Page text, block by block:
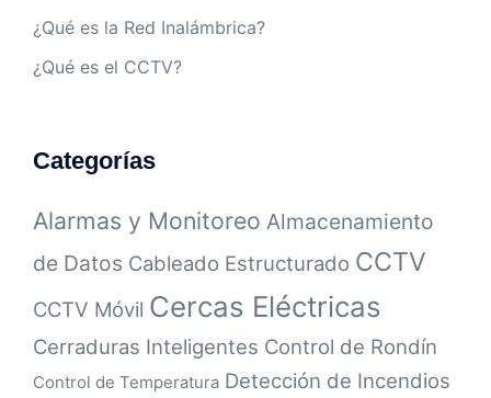
¿Qué es la Red Inalámbrica?
¿Qué es el CCTV?
Categorías
Alarmas y Monitoreo Almacenamiento
de Datos Cableado Estructurado CCTV
CCTV Móvil Cercas Eléctricas
Cerraduras Inteligentes Control de Rondín
Control de Temperatura Detección de Incendios